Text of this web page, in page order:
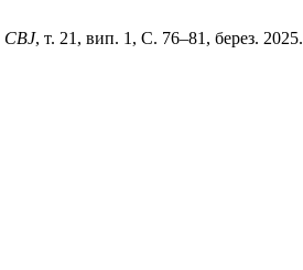
CBJ, т. 21, вип. 1, С. 76–81, берез. 2025.